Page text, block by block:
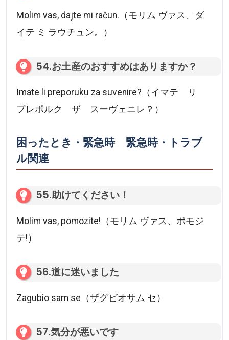
Molim vas, dajte mi račun.（モリム ヴァス、ダ
イテ ミ ラウチュン。）
54.お土産のおすすめはありますか？
Imate li preporuku za suvenire?（イマテ リ
プレポルク ザ スーヴェニレ？）
困ったとき・緊急時 緊急時・トラブ
ル関連
55.助けてください！
Molim vas, pomozite!（モリム ヴァス、ポモジ
テ!）
56.道に迷いました
Zagubio sam se（ザグビオサム セ）
57.気分が悪いです